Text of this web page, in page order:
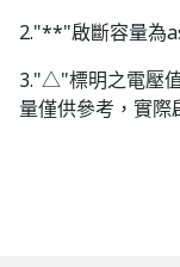
2."**"啟斷容量為
3."△"標明之電壓
量僅供參考，實際